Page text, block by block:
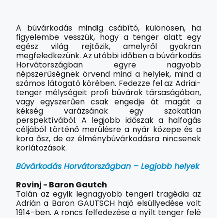
A búvárkodás mindig csábító, különösen, ha
figyelembe vesszük, hogy a tenger alatt egy
egész világ rejtőzik, amelyről gyakran
megfeledkezünk. Az utóbbi időben a búvárkodás
Horvátországban egyre nagyobb
népszerűségnek örvend mind a helyiek, mind a
számos látogató körében. Fedezze fel az Adriai-
tenger mélységeit profi búvárok társaságában,
vagy egyszerűen csak engedje át magát a
kékség varázsának egy szokatlan
perspektívából. A legjobb időszak a halfogás
céljából történő merülésre a nyár közepe és a
kora ősz, de az élménybúvárkodásra nincsenek
korlátozások.
Búvárkodás Horvátországban – Legjobb helyek
Rovinj - Baron Gautch
Talán az egyik legnagyobb tengeri tragédia az
Adrián a Baron GAUTSCH hajó elsüllyedése volt
1914-ben. A roncs felfedezése a nyílt tenger felé